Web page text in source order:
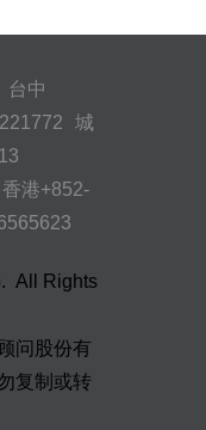
台中
城
香港+852-
. All Rights
问股份有
复制或转